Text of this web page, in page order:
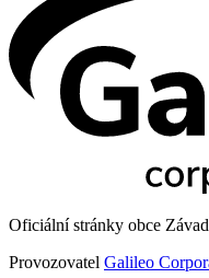
Oficiální stránky obce
Provozovatel Galileo